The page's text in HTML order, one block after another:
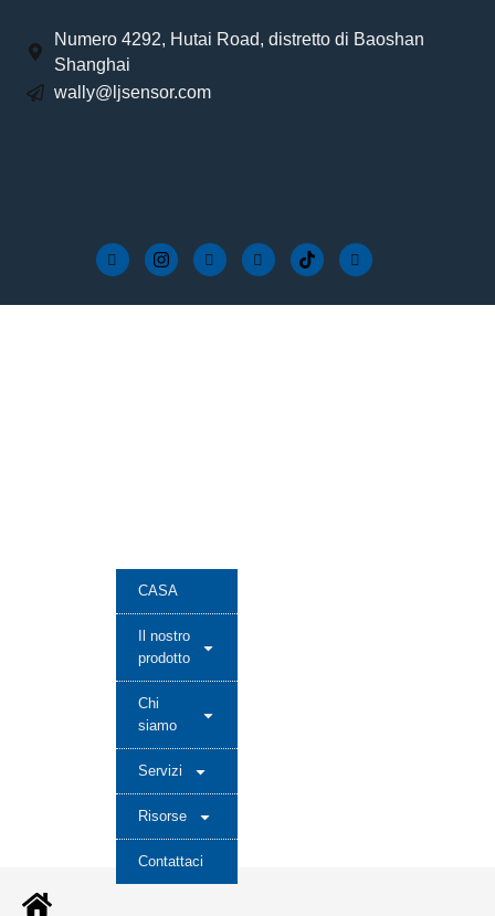
Numero 4292, Hutai Road, distretto di Baoshan
Shanghai
wally@ljsensor.com
CASA
Il nostro
prodotto
Chi
siamo
Servizi
Risorse
Contattaci